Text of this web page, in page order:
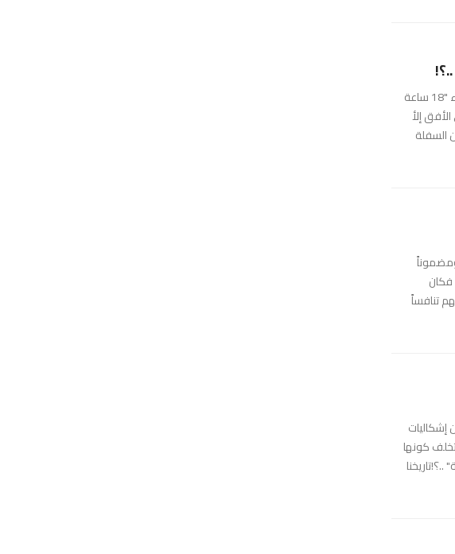
ماذا قدم رشاد العليمي ومجلس الوزراء منذ "قدومهم ووعودهم الكاذبة" إلأ المزيد من تصاعد إنهيار العملة وإنهيار الكهرباء "18 ساعة
إلأ
السفلة
تنافساً
إشكاليات
كونها